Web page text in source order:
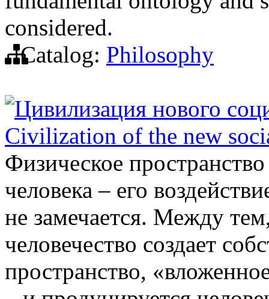
considered.
Catalog: Philosophy
Цивилизация нового
Civilization of the new
Физическое
человека – его
не замечается. Между
человечество создает
пространство,